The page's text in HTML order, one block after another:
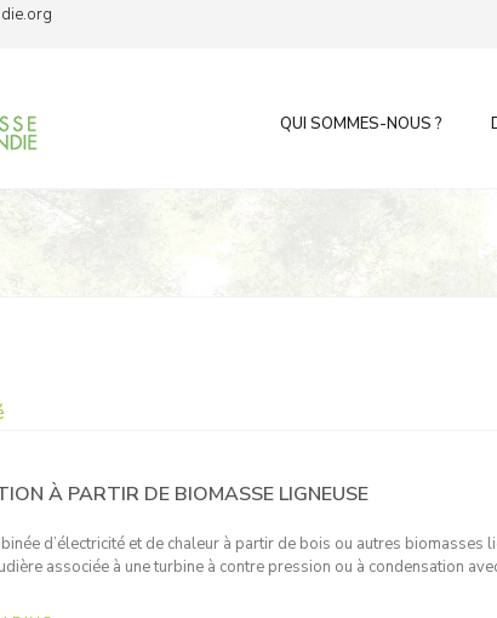
QUI SOMMES-NOUS ?
À PARTIR DE BIOMASSE LIGNEUSE
d’électricité et de chaleur à partir de bois ou autres biomasses
associée à une turbine à contre pression ou à condensation